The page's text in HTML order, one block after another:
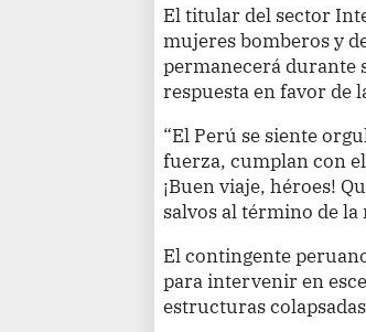
El titular del sector
mujeres bomberos y
permanecerá durante
respuesta en favor de
“El Perú se siente
fuerza, cumplan con
¡Buen viaje, héroes!
salvos al término de
El contingente
para intervenir en
estructuras